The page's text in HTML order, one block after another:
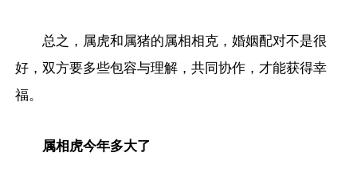
总之，属虎和属猪的属相相克，婚姻配对不是很
好，双方要多些包容与理解，共同协作，才能获得幸
福。
属相虎今年多大了